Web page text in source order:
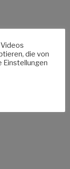
die von
Einstellungen